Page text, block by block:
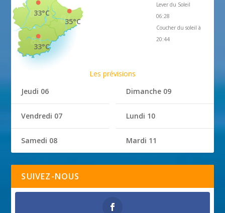
35°C
33°C
33°C
Lever du Soleil
06:28
Coucher du soleil à
20:44
Les prévisions
Jeudi 06
Vendredi 07
Samedi 08
Dimanche 09
Lundi 10
Mardi 11
SUIVEZ-NOUS